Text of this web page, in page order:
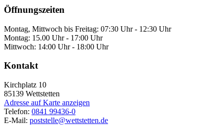
Öffnungszeiten
Montag, Mittwoch bis Freitag: 07:30 Uhr - 12:30 Uhr
Montag: 15.00 Uhr - 17:00 Uhr
Mittwoch: 14:00 Uhr - 18:00 Uhr
Kontakt
Kirchplatz 10
85139 Wettstetten
Adresse auf Karte anzeigen
Telefon: 0841 99436-0
E-Mail: poststelle@wettstetten.de